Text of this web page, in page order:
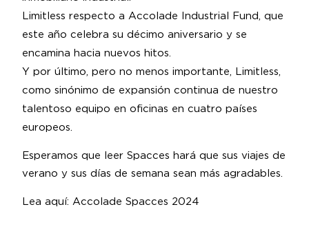
Limitless respecto a Accolade Industrial Fund, que
este año celebra su décimo aniversario y se
encamina hacia nuevos hitos.
Y por último, pero no menos importante, Limitless,
como sinónimo de expansión continua de nuestro
talentoso equipo en oficinas en cuatro países
europeos.
Esperamos que leer Spacces hará que sus viajes de
verano y sus días de semana sean más agradables.
Lea aquí: Accolade Spacces 2024